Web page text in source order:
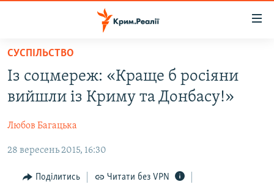
Перейти
основного
матеріалу
до
навігації
Перейти
ВОДА.КРИМ
ПОЛІТИКА
БЛОГИ
ПОГЛЯД
СУСПІЛЬСТВО
Із соцмереж: «Краще б росіяни
вийшли із Криму та Донбасу!»
Любов Багацька
28 вересень 2015, 16:30
Поділитись Читати без VPN